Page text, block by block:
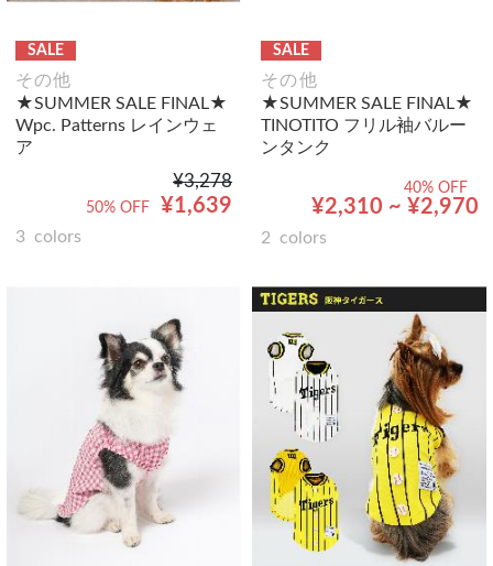
SALE
その他
★SUMMER SALE FINAL★
Wpc. Patterns レインウェ
ア
¥3,278
¥1,639
50% OFF
3 colors
SALE
その他
★SUMMER SALE FINAL★
TINOTITO フリル袖バルー
ンタンク
¥2,310 ~ ¥2,970
40% OFF
2 colors